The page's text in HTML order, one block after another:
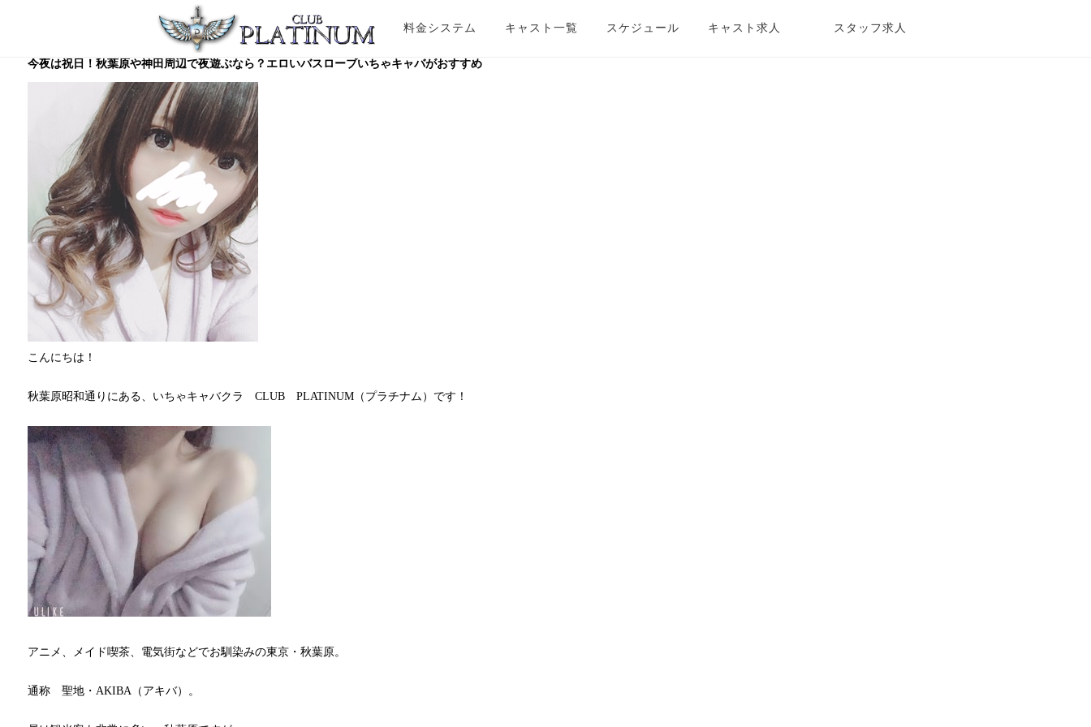
料金システム キャスト一覧 スケジュール キャスト求人 スタッフ求人
今夜は祝日！秋葉原や神田周辺で夜遊ぶなら？エロいバスローブいちゃキャバがおすすめ
こんにちは！
秋葉原昭和通りにある、いちゃキャバクラ CLUB PLATINUM（プラチナム）です！
アニメ、メイド喫茶、電気街などでお馴染みの東京・秋葉原。
通称 聖地・AKIBA（アキバ）。